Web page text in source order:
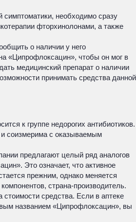
симптоматики, необходимо сразу
фторхинолонами, а также
о наличии у него
«Ципрофлоксацин», чтобы он мог в
медицинский препарат о наличии
принимать средства данной
к группе недорогих антибиотиков.
и соизмерима с оказываемым
предлагают целый ряд аналогов
Это означает, что активное
прежним, однако меняется
страна-производитель.
стоимости средства. Если в аптеке
названием «Ципрофлоксацин», вы